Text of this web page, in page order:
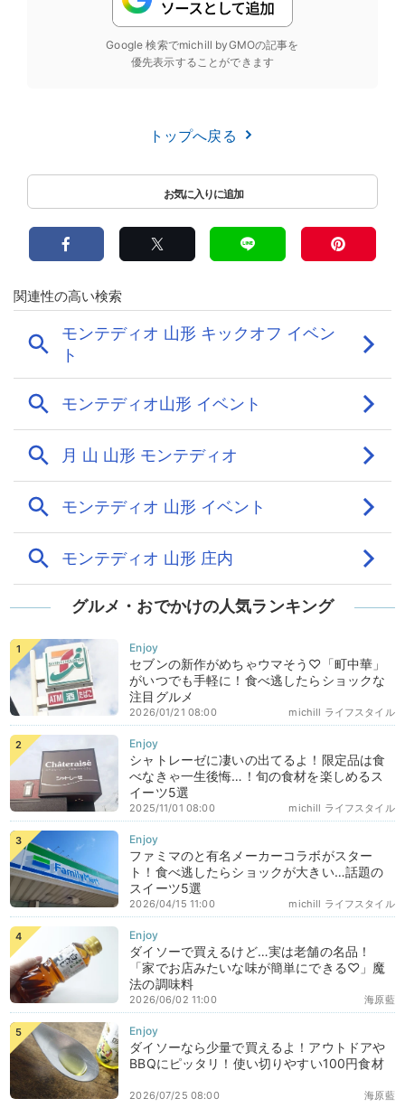
Google 検索でmichill byGMOの記事を
優先表示することができます
トップへ戻る
グルメ・おでかけの人気ランキング
セブンの新作がめちゃウマそう♡「町中華」
がいつでも手軽に！食べ逃したらショックな
注目グルメ
michill ライフスタイル
2026/01/21 08:00
シャトレーゼに凄いの出てるよ！限定品は食
べなきゃ一生後悔…！旬の食材を楽しめるス
イーツ5選
michill ライフスタイル
2025/11/01 08:00
ファミマのと有名メーカーコラボがスター
ト！食べ逃したらショックが大きい…話題の
スイーツ5選
michill ライフスタイル
2026/04/15 11:00
ダイソーで買えるけど…実は老舗の名品！
「家でお店みたいな味が簡単にできる♡」魔
法の調味料
海原藍
2026/06/02 11:00
ダイソーなら少量で買えるよ！アウトドアや
BBQにピッタリ！使い切りやすい100円食材
海原藍
2026/07/25 08:00